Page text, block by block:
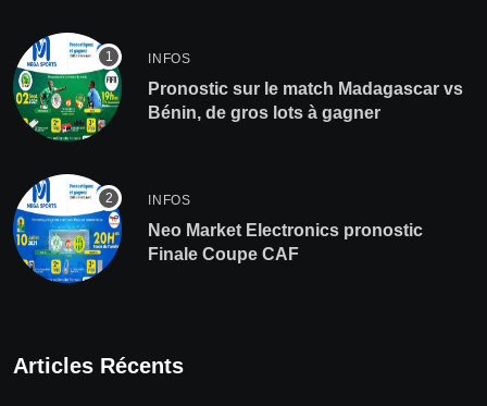
INFOS
Pronostic sur le match Madagascar vs
Bénin, de gros lots à gagner
INFOS
Neo Market Electronics pronostic
Finale Coupe CAF
Articles Récents